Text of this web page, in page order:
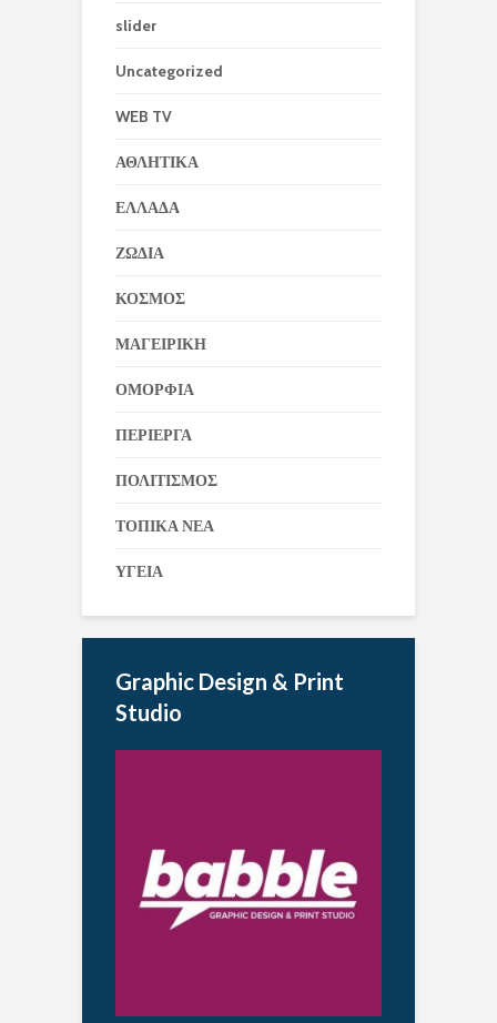
slider
Uncategorized
WEB TV
ΑΘΛΗΤΙΚΑ
ΕΛΛΑΔΑ
ΖΩΔΙΑ
ΚΟΣΜΟΣ
ΜΑΓΕΙΡΙΚΗ
ΟΜΟΡΦΙΑ
ΠΕΡΙΕΡΓΑ
ΠΟΛΙΤΙΣΜΟΣ
ΤΟΠΙΚΑ ΝΕΑ
ΥΓΕΙΑ
Graphic Design & Print
Studio